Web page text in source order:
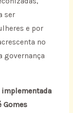
ser
e por
no
governança
implementada
Gomes